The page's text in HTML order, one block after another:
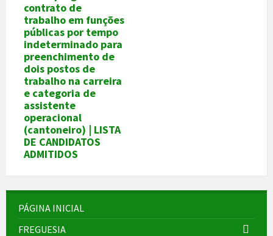
contrato de
trabalho em funções
públicas por tempo
indeterminado para
preenchimento de
dois postos de
trabalho na carreira
e categoria de
assistente
operacional
(cantoneiro) | LISTA
DE CANDIDATOS
ADMITIDOS
PÁGINA INICIAL
FREGUESIA